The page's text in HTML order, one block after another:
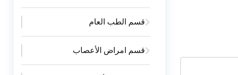
قسم الطب العام
قسم امراض الأعصاب